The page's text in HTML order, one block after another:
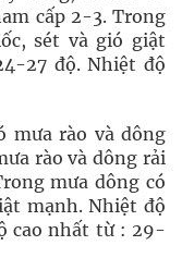
cấp 2-3. Trong
sét và gió giật
27 độ. Nhiệt độ
mưa rào và dông
rào và dông rải
mưa dông có
mạnh. Nhiệt độ
cao nhất từ : 29-